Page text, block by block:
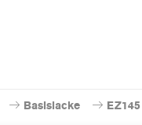
Basislacke